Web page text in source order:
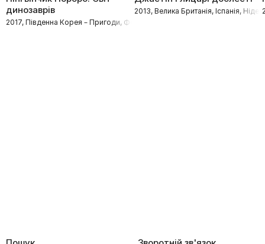
динозаврів
2017, Південна Корея – Пригоди, Фентезі, Мультфільми, Сімейні
2013, Велика Британія, Іспанія,